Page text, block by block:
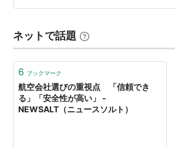
当に使えるのか？ 【第5章】【最重要
ルを制する！主要航…
ネットで話題
6 ブックマーク
航空会社選びの重視点 「信頼でき
る」「安全性が高い」 -
NEWSALT（ニュースソルト）